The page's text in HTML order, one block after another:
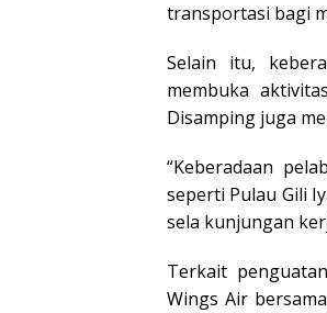
transportasi bagi
Selain itu,
membuka
Disamping juga
“Keberadaan
seperti Pulau Gili
sela kunjungan
Terkait
Wings Air